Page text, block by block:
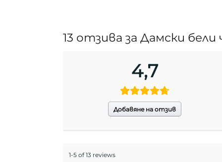
13 отзива за Дамски
4,7
Добавяне на отзив
1-5 of 13 reviews